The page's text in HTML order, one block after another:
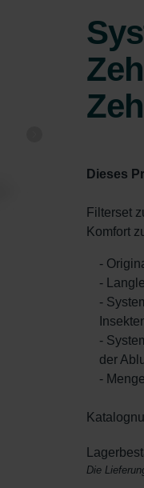
Dieses
Filterset
Komfort
-
-
-
-
der
-
Die